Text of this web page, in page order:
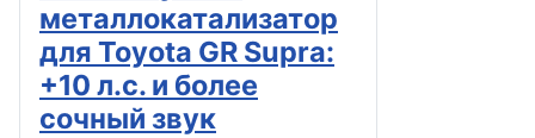
металлокатализатор
для Toyota GR Supra:
+10 л.с. и более
сочный звук